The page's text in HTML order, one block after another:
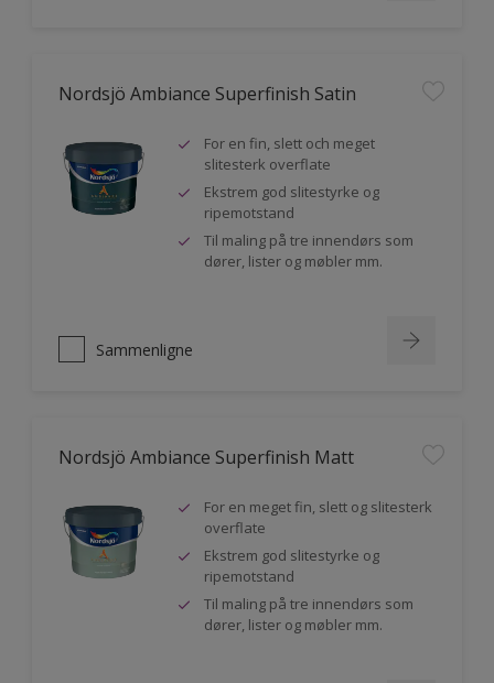
Nordsjö Ambiance Superfinish Satin
For en fin, slett och meget
slitesterk overflate
Ekstrem god slitestyrke og
ripemotstand
Til maling på tre innendørs som
dører, lister og møbler mm.
Sammenligne
Nordsjö Ambiance Superfinish Matt
For en meget fin, slett og slitesterk
overflate
Ekstrem god slitestyrke og
ripemotstand
Til maling på tre innendørs som
dører, lister og møbler mm.